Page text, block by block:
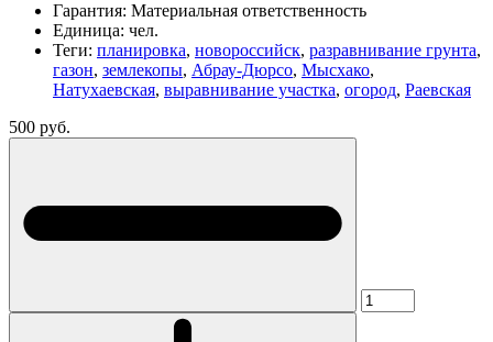
Гарантия: Материальная ответственность
Единица: чел.
Теги: планировка, новороссийск, разравнивание грунта,
газон, землекопы, Абрау-Дюрсо, Мысхако,
Натухаевская, выравнивание участка, огород, Раевская
500 руб.